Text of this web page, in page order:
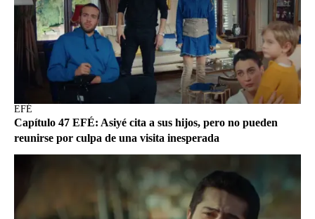
EFÉ
Capítulo 47 EFÉ: Asiyé cita a sus hijos, pero no pueden
reunirse por culpa de una visita inesperada